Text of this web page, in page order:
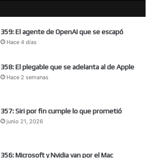
359: El agente de OpenAI que se escapó
Hace 4 días
358: El plegable que se adelanta al de Apple
Hace 2 semanas
357: Siri por fin cumple lo que prometió
junio 21, 2026
356: Microsoft y Nvidia van por el Mac